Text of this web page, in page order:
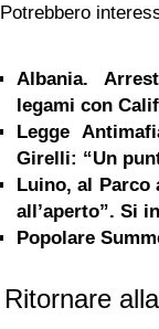
Potrebbero
Albania.
legami con
Legge
Girelli: “Un
Luino, al Parco
all’aperto”. Si
Popolare
Ritornare